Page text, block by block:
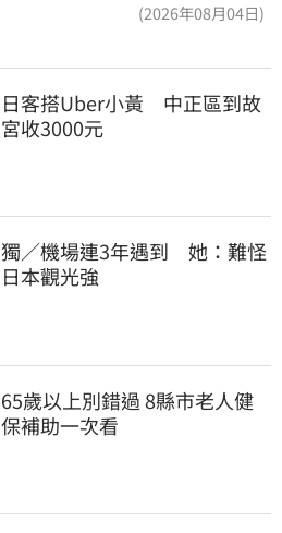
(2026年08月04日)
日客搭Uber小黃　中正區到故
宮收3000元
獨／機場連3年遇到　她：難怪
日本觀光強
65歲以上別錯過 8縣市老人健
保補助一次看